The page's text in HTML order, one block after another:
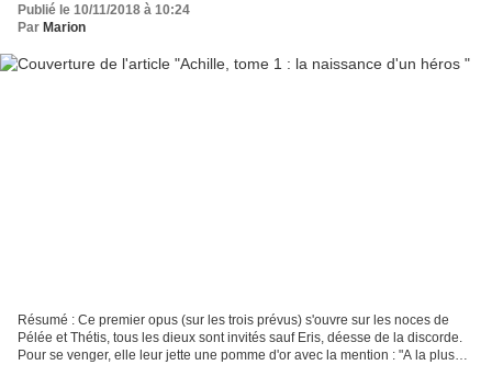
Publié le 10/11/2018 à 10:24
Par Marion
Résumé : Ce premier opus (sur les trois prévus) s'ouvre sur les noces de
Pélée et Thétis, tous les dieux sont invités sauf Eris, déesse de la discorde.
Pour se venger, elle leur jette une pomme d'or avec la mention : "A la plus